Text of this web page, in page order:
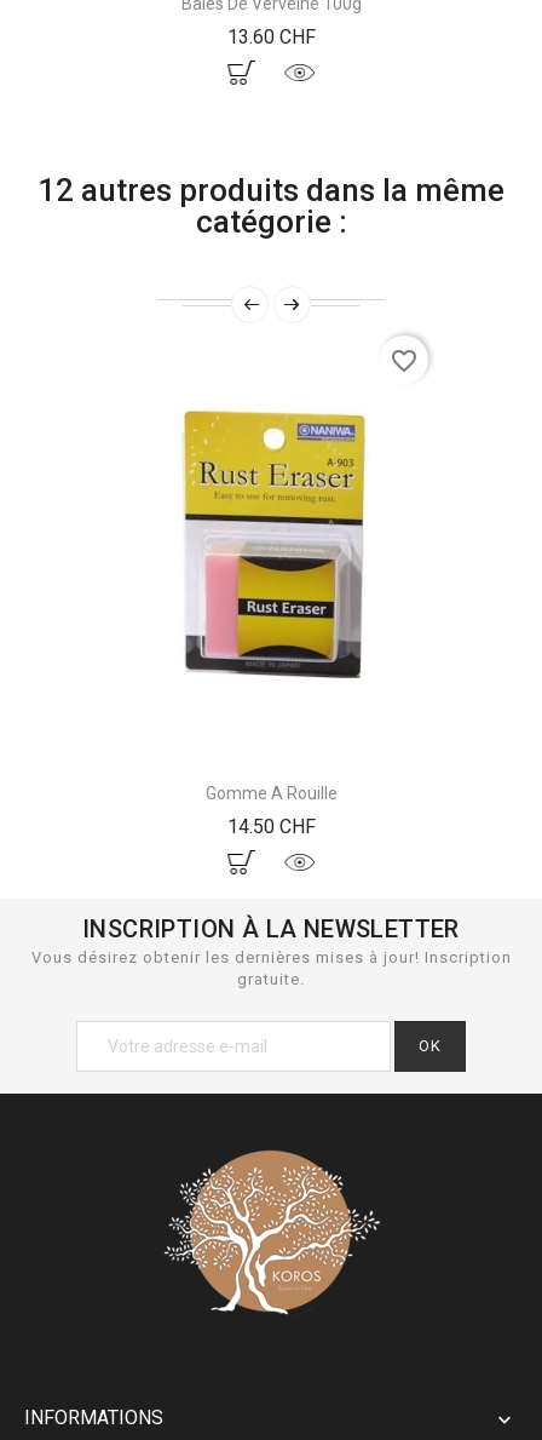
13.60 CHFPrix
12 autres produits dans la même
catégorie :
Gomme A Rouille
14.50 CHFPrix
favorite_border
INSCRIPTION À LA NEWSLETTER
Vous désirez obtenir les dernières mises à jour! Inscription
gratuite.
INFORMATIONS 